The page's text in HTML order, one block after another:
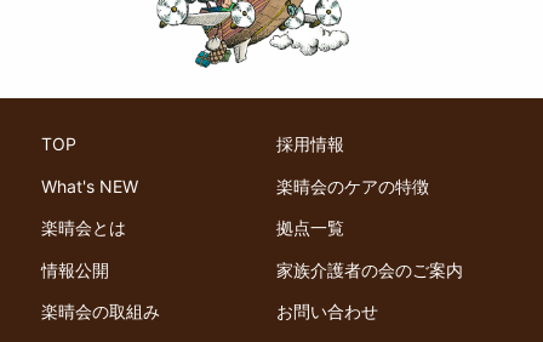
TOP
What's NEW
楽晴会とは
情報公開
楽晴会の取組み
採用情報
楽晴会のケアの特徴
拠点一覧
家族介護者の会のご案内
お問い合わせ